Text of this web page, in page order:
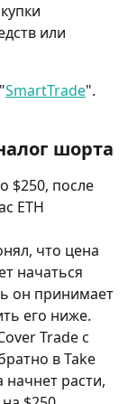
или
SmartTrade".
шорта
$250, после
ETH
что цена
начаться
он принимает
его ниже.
Trade с
в Take
расти,